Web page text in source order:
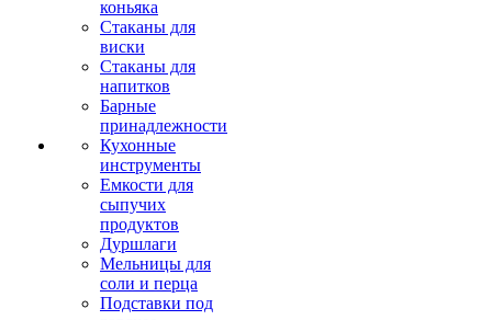
коньяка
Стаканы для
виски
Стаканы для
напитков
Барные
принадлежности
Кухонные
инструменты
Емкости для
сыпучих
продуктов
Дуршлаги
Мельницы для
соли и перца
Подставки под